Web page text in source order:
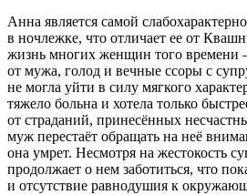
Анна является самой
в ночлежке, что отличает ее от
жизнь многих женщин того времени
от мужа, голод и вечные ссоры с
не могла уйти в силу мягкого
тяжело больна и хотела только
от страданий, принесённых
муж перестаёт обращать на неё
она умрет. Несмотря на жестокость
продолжает о нем заботиться, что
и отсутствие равнодушия к